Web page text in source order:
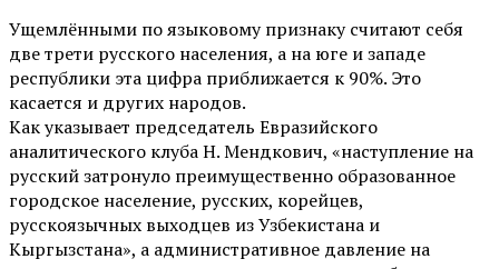
Ущемлёнными по языковому признаку считают себя
две трети русского населения, а на юге и западе
республики эта цифра приближается к 90%. Это
касается и других народов.
Как указывает председатель Евразийского
аналитического клуба Н. Мендкович, «наступление на
русский затронуло преимущественно образованное
городское население, русских, корейцев,
русскоязычных выходцев из Узбекистана и
Кыргызстана», а административное давление на